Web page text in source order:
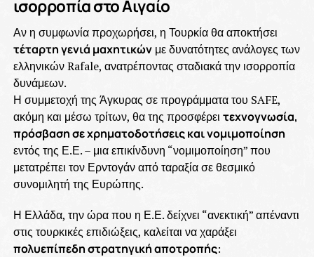
ισορροπία στο Αιγαίο
Αν η συμφωνία προχωρήσει, η Τουρκία θα αποκτήσει
τέταρτη γενιά μαχητικώνμε δυνατότητες ανάλογες των
ελληνικών Rafale, ανατρέποντας σταδιακά την ισορροπία
δυνάμεων.
Η συμμετοχή της Άγκυρας σε προγράμματα του SAFE,
ακόμη και μέσω τρίτων, θα της προσφέρει τεχνογνωσία,
πρόσβαση σε χρηματοδοτήσεις και νομιμοποίηση
εντός της Ε.Ε. – μια επικίνδυνη “νομιμοποίηση” που
μετατρέπει τον Ερντογάν από ταραξία σε θεσμικό
συνομιλητή της Ευρώπης.
Η Ελλάδα, την ώρα που η Ε.Ε. δείχνει “ανεκτική” απέναντι
στις τουρκικές επιδιώξεις, καλείται να χαράξει
πολυεπίπεδη στρατηγική αποτροπής: